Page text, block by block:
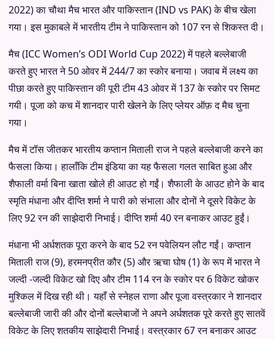
2022) का चौथा मैच भारत और पाकिस्तान (IND vs PAK) के बीच खेला
गया। इस मुकाबले में भारतीय टीम ने पाकिस्तान को 107 रन से शिकस्त दी।
मैच (ICC Women’s ODI World Cup 2022) में पहले बल्लेबाजी
करते हुए भारत ने 50 ओवर में 244/7 का स्कोर बनाया। जवाब में लक्ष्य का
पीछा करते हुए पाकिस्तान की पूरी टीम 43 ओवर में 137 के स्कोर पर सिमट
गयी। पूजा को कच में शानदार पारी खेलने के लिए प्लेयर ऑफ़ द मैच चुना
गया।
मैच में टॉस जीतकर भारतीय कप्तान मिताली राज ने पहले बल्लेबाजी करने का
फैसला किया। हालाँकि टीम इंडिया का यह फैसला गलत साबित हुआ और
शैफाली वर्मा बिना खाता खोले ही आउट हो गईं। शैफाली के आउट होने के बाद
स्मृति मंधाना और दीप्ति शर्मा ने पारी को संभाला और दोनों ने दूसरे विकेट के
लिए 92 रन की साझेदारी निभाई। दीप्ति शर्मा 40 रन बनाकर आउट हुईं।
मंधाना भी अर्धशतक पूरा करने के बाद 52 रन पवेलियन लौट गईं। कप्तान
मिताली राज (9), हरमनप्रीत कौर (5) और ऋचा घोष (1) के रूप में भारत ने
जल्दी -जल्दी विकेट खो दिए और टीम 114 रन के स्कोर पर 6 विकेट खोकर
मुश्किल में दिख रही थी। यहाँ से स्नेहल राणा और पूजा वस्त्रकार ने शानदार
बल्लेबाजी जारी की और दोनों बल्लेबाजों ने अपने अर्धशतक पूरे करते हुए सातवें
विकेट के लिए शतकीय साझेदारी निभाई। वस्त्रकार 67 रन बनाकर आउट